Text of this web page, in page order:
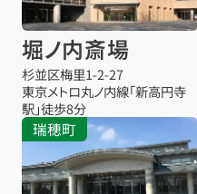
堀ノ内斎場
杉並区梅里1-2-27
東京メトロ丸ノ内線「新高円寺
駅」徒歩8分
瑞穂町